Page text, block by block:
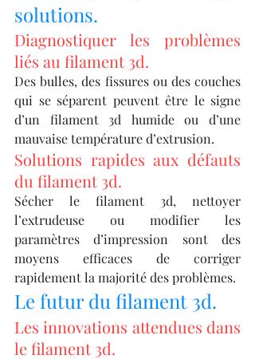
solutions.
Diagnostiquer les problèmes
liés au filament 3d.
Des bulles, des fissures ou des couches
qui se séparent peuvent être le signe
d’un filament 3d humide ou d’une
mauvaise température d’extrusion.
Solutions rapides aux défauts
du filament 3d.
Sécher le filament 3d, nettoyer
l’extrudeuse ou modifier les
paramètres d’impression sont des
moyens efficaces de corriger
rapidement la majorité des problèmes.
Le futur du filament 3d.
Les innovations attendues dans
le filament 3d.